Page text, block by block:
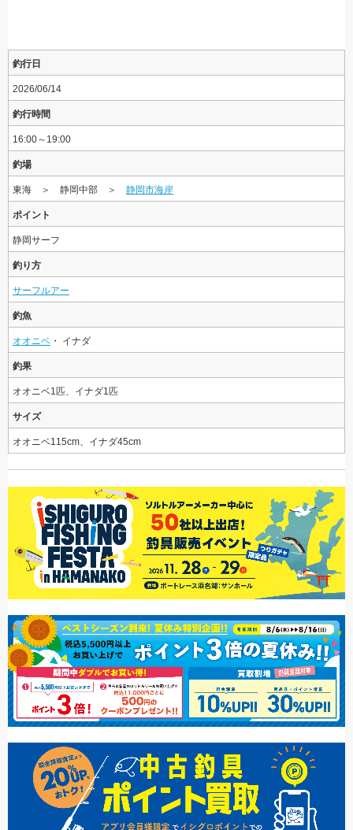
釣行日
2026/06/14
釣行時間
16:00～19:00
釣場
東海 ＞ 静岡中部 ＞ 静岡市海岸
ポイント
静岡サーフ
釣り方
サーフルアー
釣魚
オオニベ ・ イナダ
釣果
オオニベ1匹、イナダ1匹
サイズ
オオニベ115cm、イナダ45cm